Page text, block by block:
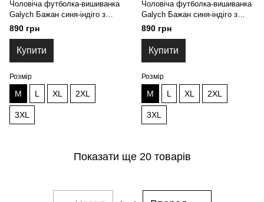
Чоловіча футболка-вишиванка
Galych Бажан синя-індіго з
сірим 4553 (M)
890 грн
Купити
Розмір
M L XL 2XL
3XL
Чоловіча футболка-вишиванка
Galych Бажан синя-індіго з
золотом 6590 (M)
890 грн
Купити
Розмір
M L XL 2XL
3XL
Показати ще 20 товарів